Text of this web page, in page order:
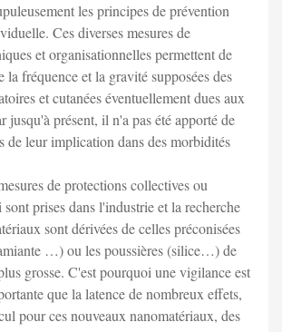
les principes de prévention
Ces diverses mesures de
et organisationnelles permettent de
la fréquence et la gravité supposées des
et cutanées éventuellement dues aux
jusqu'à présent, il n'a pas été apporté de
de leur implication dans des morbidités
de protections collectives ou
prises dans l'industrie et la recherche
sont dérivées de celles préconisées
…) ou les poussières (silice…) de
grosse. C'est pourquoi une vigilance est
que la latence de nombreux effets,
pour ces nouveaux nanomatériaux, des